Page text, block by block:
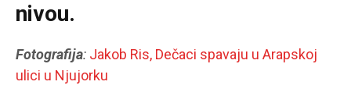
nivou.
Fotografija: Jakob Ris, Dečaci spavaju u Arapskoj
ulici u Njujorku